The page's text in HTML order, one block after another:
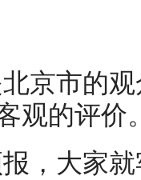
京市的
观的评价
，大家